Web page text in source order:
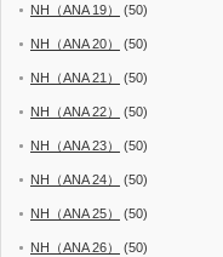
NH（ANA 19） (50)
NH（ANA 20） (50)
NH（ANA 21） (50)
NH（ANA 22） (50)
NH（ANA 23） (50)
NH（ANA 24） (50)
NH（ANA 25） (50)
NH（ANA 26） (50)